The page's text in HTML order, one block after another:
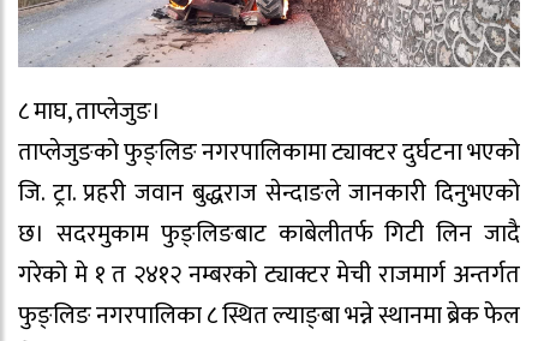
८ माघ, ताप्लेजुङ।
ताप्लेजुङको फुङ्लिङ नगरपालिकामा ट्याक्टर दुर्घटना भएको
जि. ट्रा. प्रहरी जवान बुद्धराज सेन्दाङले जानकारी दिनुभएको
छ। सदरमुकाम फुङ्लिङबाट काबेलीतर्फ गिटी लिन जादै
गरेको मे १ त २४१२ नम्बरको ट्याक्टर मेची राजमार्ग अन्तर्गत
फुङ्लिङ नगरपालिका ८ स्थित ल्याङ्बा भन्ने स्थानमा ब्रेक फेल